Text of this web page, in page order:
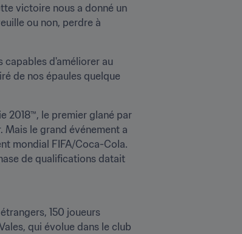
victoire nous a donné un
ou non, perdre à
capables d'améliorer au
de nos épaules quelque
2018™, le premier glané par
Mais le grand événement a
mondial FIFA/Coca-Cola.
de qualifications datait
150 joueurs
qui évolue dans le club